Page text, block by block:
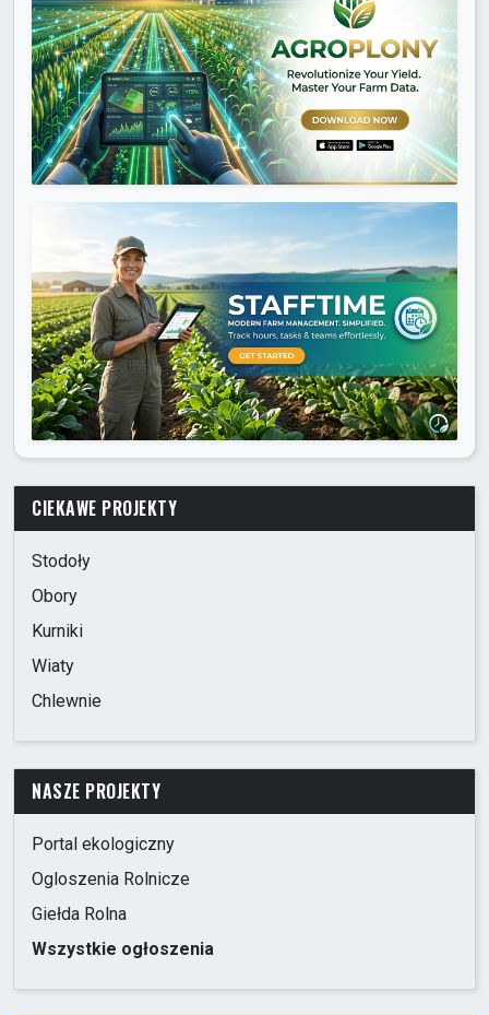
CIEKAWE PROJEKTY
Stodoły
Obory
Kurniki
Wiaty
Chlewnie
NASZE PROJEKTY
Portal ekologiczny
Ogloszenia Rolnicze
Giełda Rolna
Wszystkie ogłoszenia